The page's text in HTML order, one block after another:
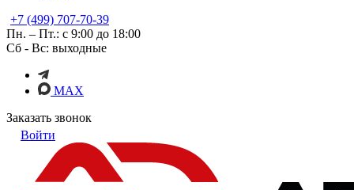
+7 (499) 707-70-39
Пн. – Пт.: с 9:00 до 18:00
Сб - Вс: выходные
MAX
Заказать звонок
Войти